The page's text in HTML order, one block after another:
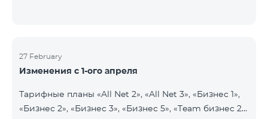
27 February
Изменения с 1-ого апреля
Тарифные планы «All Net 2», «All Net 3», «Бизнес 1»,
«Бизнес 2», «Бизнес 3», «Бизнес 5», «Team бизнес 2»,